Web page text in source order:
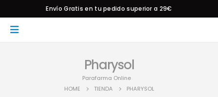
Envío Gratis en tu pedido superior a 29€
Pharysol
Parafarma Online
HOME
TIENDA PHARYSOL